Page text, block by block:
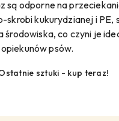
są odporne na
skrobi kukurydzianej i PE,
środowiska, co czyni je
psów.
sztuki - kup teraz!